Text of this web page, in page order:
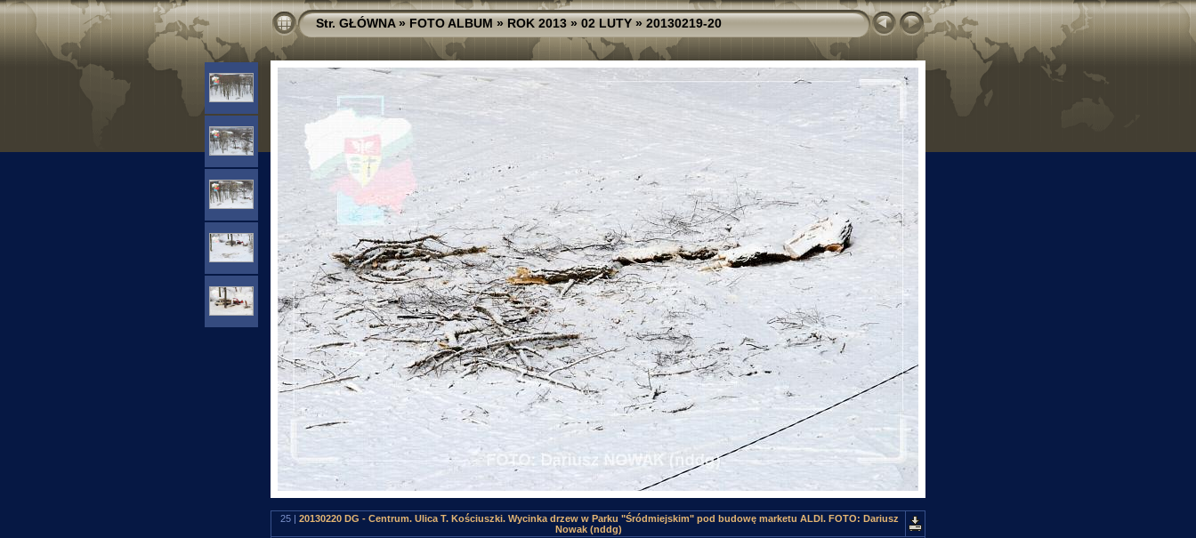
Str. GŁÓWNA»FOTO ALBUM»ROK 2013»02 LUTY»20130219-20
25 | 20130220 DG - Centrum. Ulica T. Kościuszki. Wycinka drzew w Parku "Śródmiejskim" pod budowę marketu ALDI. FOTO: Dariusz
Nowak (nddg)